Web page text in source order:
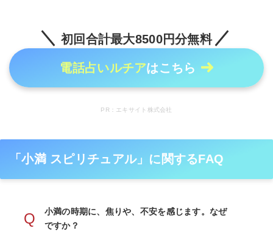
初回合計最大8500円分無料
電話占いルチアはこちら
PR：エキサイト株式会社
「小満 スピリチュアル」に関するFAQ
Q
小満の時期に、焦りや、不安を感じます。なぜ
ですか？